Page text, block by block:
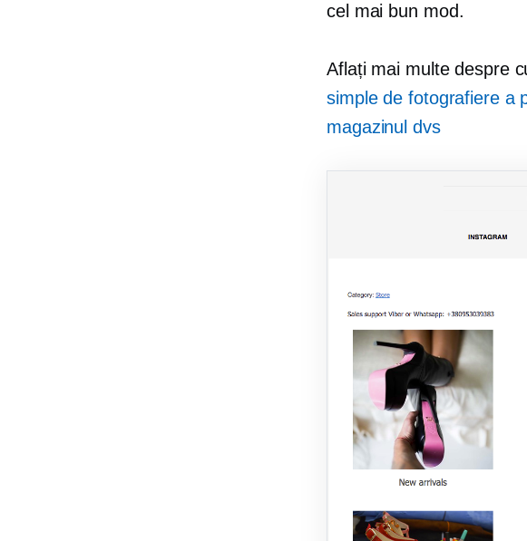
cel mai bun mod.
Aflați mai multe despre
simple de fotografiere a
magazinul dvs